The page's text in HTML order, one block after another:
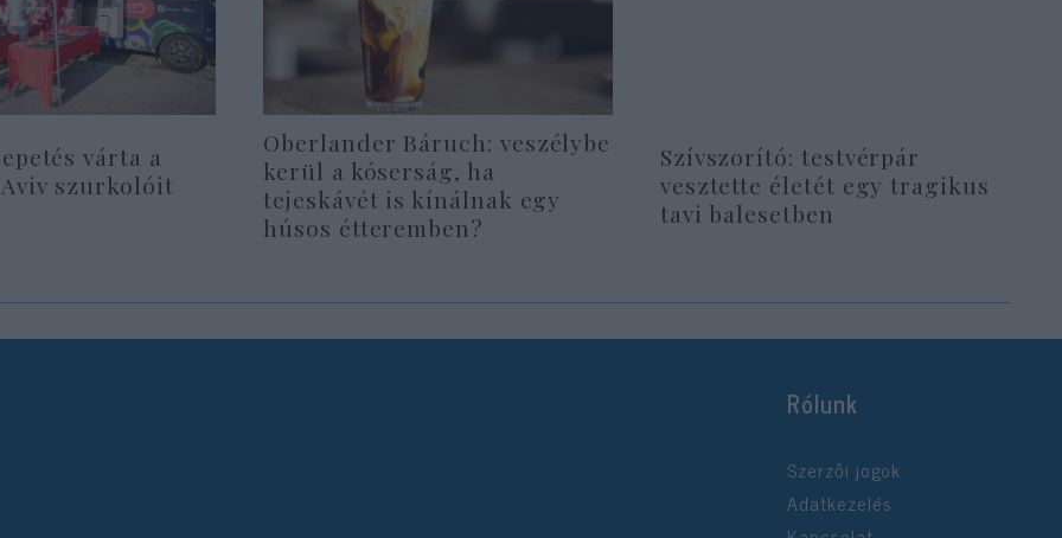
várta a
szurkolóit
Oberlander Báruch: veszélybe
kerül a kóserság, ha
tejeskávét is kínálnak egy
húsos étteremben?
Szívszorító: testvérpár
vesztette életét egy tragikus
tavi balesetben
Rólunk
Szerzői jogok
Adatkezelés